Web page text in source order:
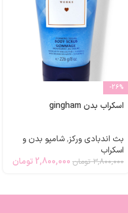
-26%
اسکراب بدن gingham
بث اندبادی ورکز,شامپو بدن و
اسکراب
3,800,000 تومان 2,800,000 تومان